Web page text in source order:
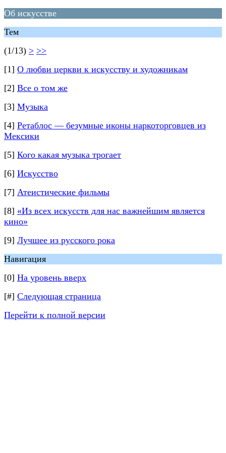
Об искусстве
Тем
(1/13) > >>
[1] О любви церкви к искусству и художникам
[2] Все о том же
[3] Музыка
[4] Ретаблос — безумные иконы наркоторговцев из
Мексики
[5] Кого какая музыка трогает
[6] Искусство
[7] Атеистические фильмы
[8] «Из всех искусств для нас важнейшим является
кино»
[9] Лучшее из русского рока
Навигация
[0] На уровень вверх
[#] Следующая страница
Перейти к полной версии